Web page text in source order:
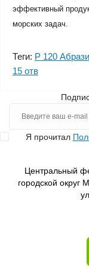
эффективный
морских задач.
Теги: P 120
15 отв
Я прочитал
Центральный
городской